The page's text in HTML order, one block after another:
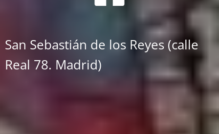
San Sebastián de los Reyes (calle
Real 78. Madrid)